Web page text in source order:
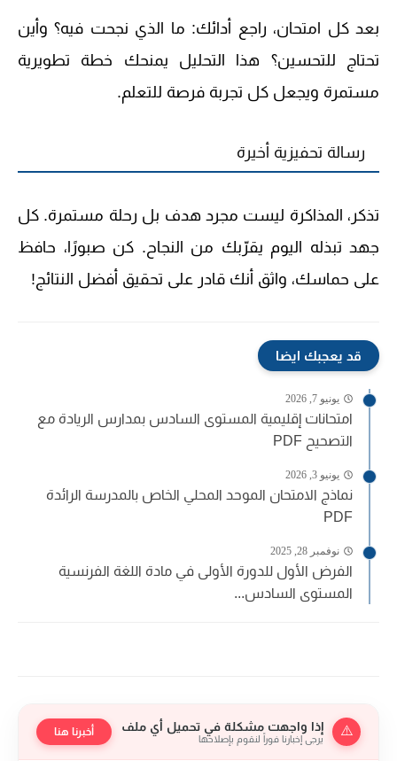
بعد كل امتحان، راجع أدائك: ما الذي نجحت فيه؟ وأين
تحتاج للتحسين؟ هذا التحليل يمنحك خطة تطويرية
مستمرة ويجعل كل تجربة فرصة للتعلم.
رسالة تحفيزية أخيرة
تذكر، المذاكرة ليست مجرد هدف بل رحلة مستمرة. كل
جهد تبذله اليوم يقرّبك من النجاح. كن صبورًا، حافظ
على حماسك، واثق أنك قادر على تحقيق أفضل النتائج!
قد يعجبك ايضا
يونيو 7, 2026
امتحانات إقليمية المستوى السادس بمدارس الريادة مع
التصحيح PDF
يونيو 3, 2026
نماذج الامتحان الموحد المحلي الخاص بالمدرسة الرائدة
PDF
نوفمبر 28, 2025
الفرض الأول للدورة الأولى في مادة اللغة الفرنسية
المستوى السادس...
⚠️ إذا واجهت مشكلة في تحميل أي ملف
يرجى إخبارنا فوراً لنقوم بإصلاحها
أخبرنا هنا